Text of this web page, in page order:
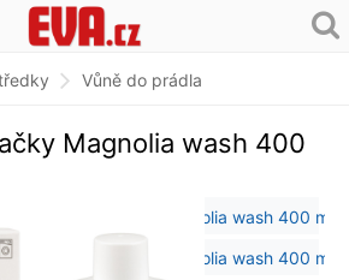
Vůně do prádla
Magnolia wash 400